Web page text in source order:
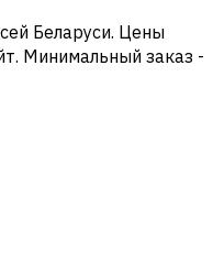
Беларуси. Цены
Минимальный заказ -